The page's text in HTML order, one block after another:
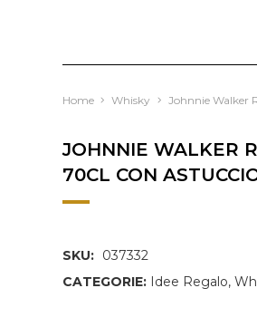
Home Whisky Johnnie Walker
JOHNNIE WALKER
70CL CON
SKU: 037332
CATEGORIE: Idee Regalo,